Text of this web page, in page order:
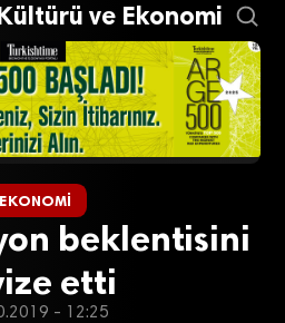
ve Ekonomi
EKONOMI
beklentisini
etti
- 12:25